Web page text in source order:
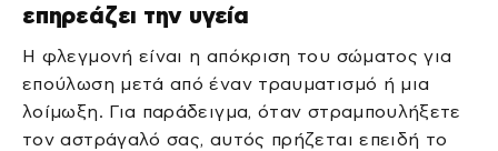
επηρεάζει την υγεία
Η φλεγμονή είναι η απόκριση του σώματος για
επούλωση μετά από έναν τραυματισμό ή μια
λοίμωξη. Για παράδειγμα, όταν στραμπουλήξετε
τον αστράγαλό σας, αυτός πρήζεται επειδή το